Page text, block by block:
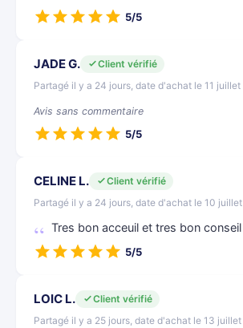
5/5
JADE G.
Client vérifié
Partagé il y a 24 jours, date d'achat le 11 juillet
Avis sans commentaire
5/5
CELINE L.
Client vérifié
Partagé il y a 24 jours, date d'achat le 10 juillet
Tres bon acceuil et tres bon conseil
5/5
LOIC L.
Client vérifié
Partagé il y a 25 jours, date d'achat le 13 juillet